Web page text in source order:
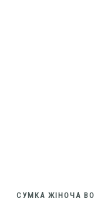
СУМКА ЖІНОЧА